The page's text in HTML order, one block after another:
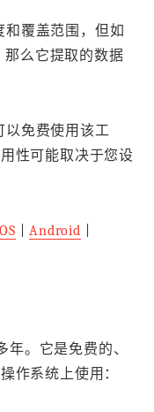
和覆盖范围，但如
那么它提取的数据
以免费使用该工
性可能取决于您设
|Android
年。它是免费的、
作系统上使用：